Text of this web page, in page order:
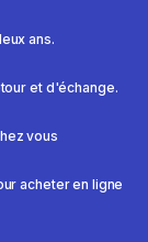
ans.
et d'échange.
vous
acheter en ligne